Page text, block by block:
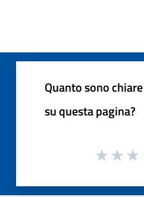
Quanto sono
su questa pagina?